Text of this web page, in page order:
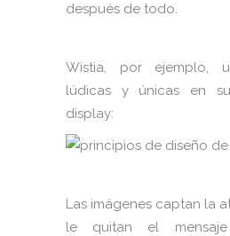
después de todo.
Wistia, por ejemplo,
lúdicas y únicas en
display:
Las imágenes captan la
le quitan el